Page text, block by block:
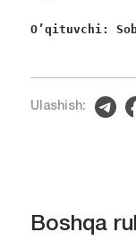
O’qituvchi:
Ulashish:
Boshqa